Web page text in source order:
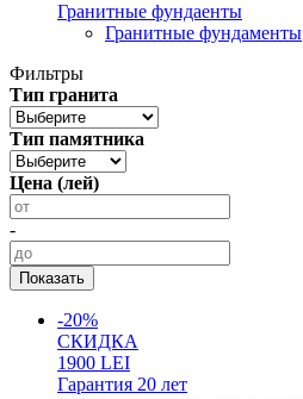
Гранитные фундаенты
Гранитные фундаменты
Фильтры
Тип гранита
Тип памятника
Цена (лей)
-
-20%
СКИДКА
1900 LEI
Гарантия 20 лет